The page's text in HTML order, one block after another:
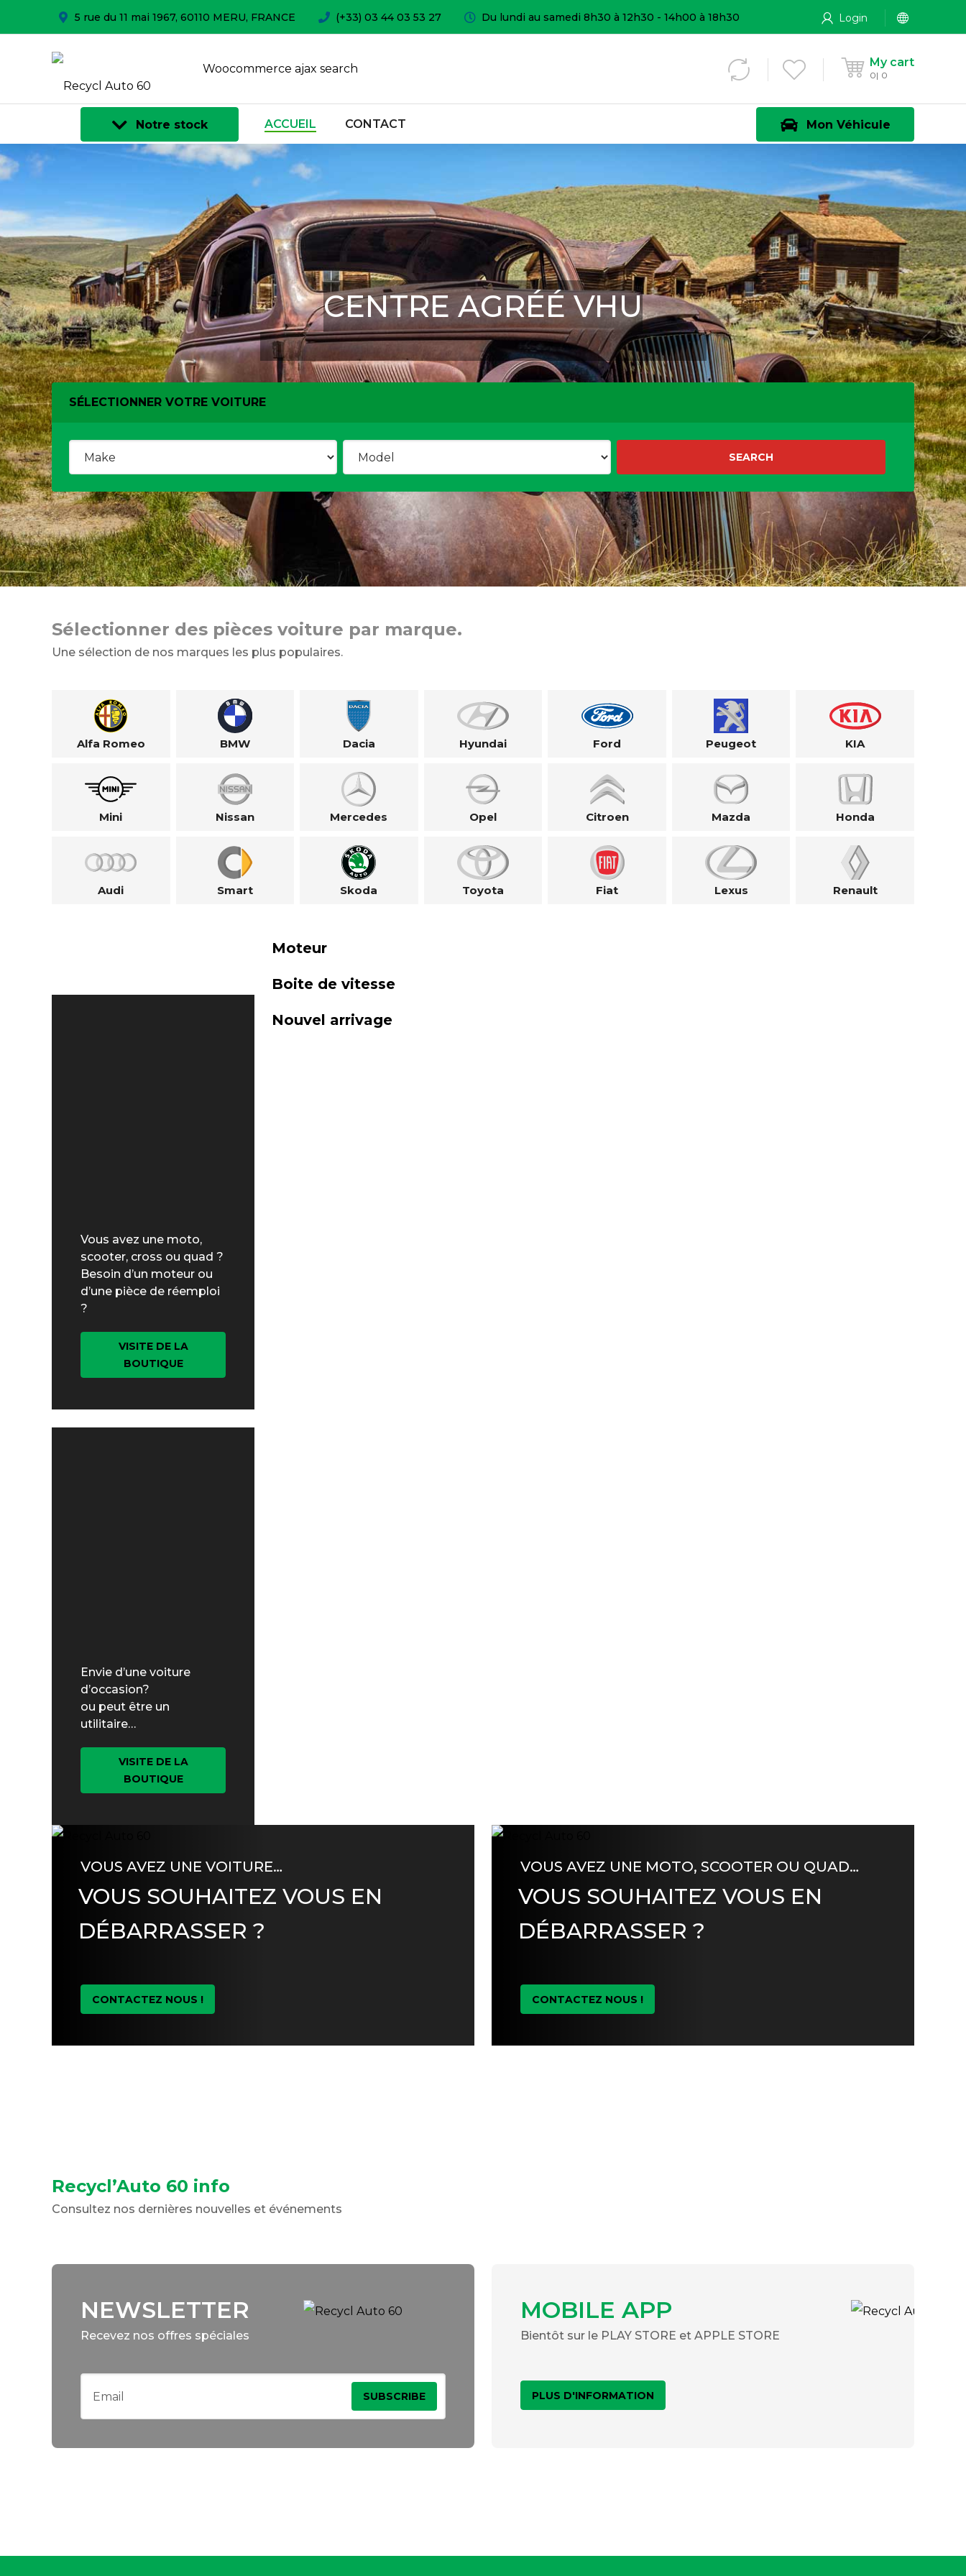
5 rue du 11 mai 1967, 60110 MERU, FRANCE (+33) 03 44 03 53 27 Du lundi au samedi 8h30 à 12h30 - 14h00 à 18h30 Login
Woocommerce ajax search My cart
0 0
Mon Véhicule
Notre stock ACCUEIL CONTACT
CENTRE AGRÉÉ VHU
SÉLECTIONNER VOTRE VOITURE
Sélectionner des pièces voiture par marque.
Une sélection de nos marques les plus populaires.
Alfa Romeo BMW Dacia Hyundai Ford Peugeot KIA
Mini Nissan Mercedes Opel Citroen Mazda Honda
Audi Smart Skoda Toyota Fiat Lexus Renault
Vous avez une moto,
scooter, cross ou quad ?
Besoin d’un moteur ou
d’une pièce de réemploi
?
VISITE DE LA
BOUTIQUE
Envie d’une voiture
d’occasion?
ou peut être un
utilitaire…
VISITE DE LA
BOUTIQUE
Moteur
Boite de vitesse
Nouvel arrivage
VOUS AVEZ UNE VOITURE…
VOUS SOUHAITEZ VOUS EN
DÉBARRASSER ?
CONTACTEZ NOUS !
VOUS AVEZ UNE MOTO, SCOOTER OU QUAD…
VOUS SOUHAITEZ VOUS EN
DÉBARRASSER ?
CONTACTEZ NOUS !
Recycl’Auto 60 info
Consultez nos dernières nouvelles et événements
NEWSLETTER
Recevez nos offres spéciales
MOBILE APP
Bientôt sur le PLAY STORE et APPLE STORE
PLUS D'INFORMATION